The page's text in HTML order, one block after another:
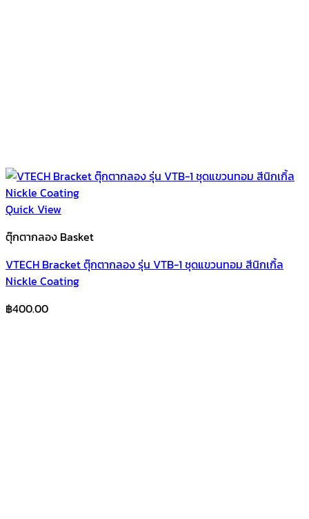
Quick View
ตุ๊กตากลอง Basket
VTECH Bracket ตุ๊กตากลอง รุ่น VTB-1 ชุดแขวนทอม สีนิกเกิ้ล
Nickle Coating
฿400.00